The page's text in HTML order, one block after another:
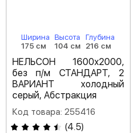
Ширина
175 см
Высота
104 см
Глубина
216 см
НЕЛЬСОН 1600х2000,
без п/м СТАНДАРТ, 2
ВАРИАНТ холодный
серый, Абстракция
Код товара: 255416
(4.5)